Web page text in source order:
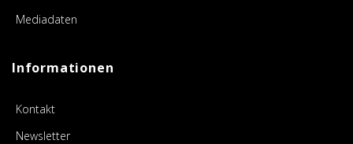
Mediadaten
Informationen
Kontakt
Newsletter